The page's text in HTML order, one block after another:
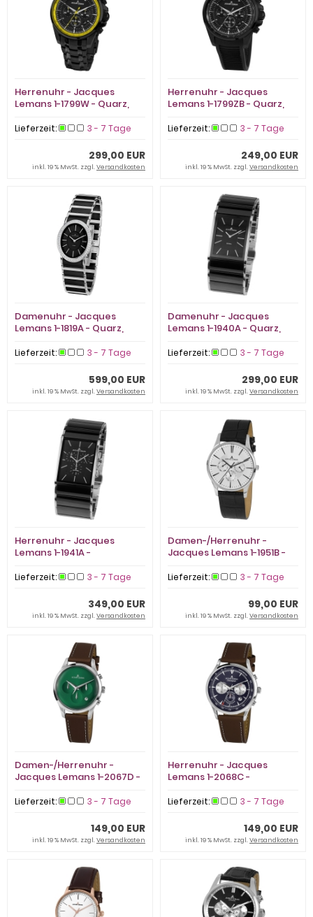
Herrenuhr - Jacques
Lemans 1-1799W - Quarz,
Lieferzeit: 3 - 7 Tage
299,00 EUR
inkl. 19 % MwSt. zzgl.Versandkosten
Herrenuhr - Jacques
Lemans 1-1799ZB - Quarz,
Lieferzeit: 3 - 7 Tage
249,00 EUR
inkl. 19 % MwSt. zzgl.Versandkosten
Damenuhr - Jacques
Lemans 1-1819A - Quarz,
Lieferzeit: 3 - 7 Tage
599,00 EUR
inkl. 19 % MwSt. zzgl.Versandkosten
Damenuhr - Jacques
Lemans 1-1940A - Quarz,
Lieferzeit: 3 - 7 Tage
299,00 EUR
inkl. 19 % MwSt. zzgl.Versandkosten
Herrenuhr - Jacques
Lemans 1-1941A -
Lieferzeit: 3 - 7 Tage
349,00 EUR
inkl. 19 % MwSt. zzgl.Versandkosten
Damen-/Herrenuhr -
Jacques Lemans 1-1951B -
Lieferzeit: 3 - 7 Tage
99,00 EUR
inkl. 19 % MwSt. zzgl.Versandkosten
Damen-/Herrenuhr -
Jacques Lemans 1-2067D -
Lieferzeit: 3 - 7 Tage
149,00 EUR
inkl. 19 % MwSt. zzgl.Versandkosten
Herrenuhr - Jacques
Lemans 1-2068C -
Lieferzeit: 3 - 7 Tage
149,00 EUR
inkl. 19 % MwSt. zzgl.Versandkosten